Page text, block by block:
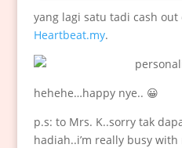
yang lagi satu tadi cash out
Heartbeat.my.
hehehe…happy nye.. 😀
p.s: to Mrs. K..sorry tak
hadiah..i’m really busy